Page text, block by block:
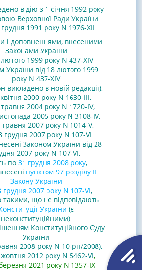
в дію з 1 січня 1992 року
Верховної Ради України
грудня 1991 року N 1976-XII
і доповненнями, внесеними
Законами України
лютого 1999 року N 437-XIV
України від 18 лютого 1999
року N 437-XIV
викладено в новій редакції),
квітня 2000 року N 1630-III,
травня 2004 року N 1720-IV,
2005 року N 3108-IV,
травня 2007 року N 1014-V,
грудня 2007 року N 107-VI
Законом України від 28
2007 року N 107-VI,
по 31 грудня 2008 року,
пунктом 97 розділу II
Закону України
грудня 2007 року N 107-VI,
такими, що не відповідають
України (є
неконституційними),
Конституційного Суду
України
2008 року N 10-рп/2008),
жовтня 2012 року N 5462-VI,
2021 року N 1357-IX